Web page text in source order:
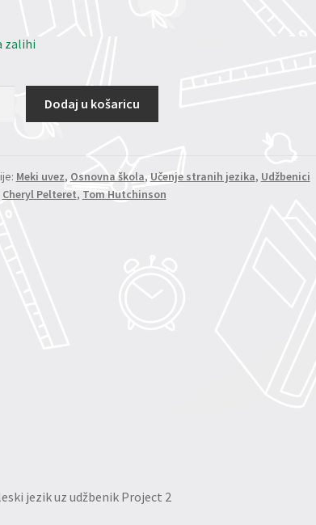
zalihi
Dodaj u košaricu
Meki uvez, Osnovna škola, Učenje stranih jezika, Udžbenici
Cheryl Pelteret, Tom Hutchinson
jezik uz udžbenik Project 2